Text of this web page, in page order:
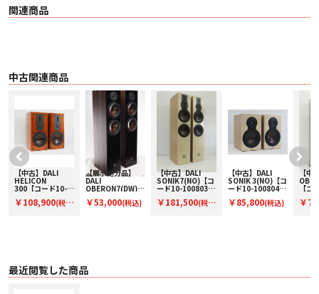
た 低音域は新たな ディテール を明らかにします。
映画のサウンドトラック から ライブコンサート まで、 SONIK9 は「 耳で聴
ュアンス を透明感と 正確さをもって 再現します。
大音量時であっても、 高音はクリーン で開放的、 そして ナチュラル に響き、
音楽や映画のディテール を美しく 描き出します。
■ 主な仕様
〇 再生周波数範囲 34 Hz – 30 kHz （ ±3 dB ）
〇 感度 90 dB（ 2.83 V / 1 m）
〇 公称インピーダンス 4 Ω
〇 推奨アンプ 出力 50 - 300 W
〇 クロスオーバー 方式 2-1/2 + 1/2 ウェイ
〇 クロスオーバー 周波数 400 / 2,100 / 14,000 Hz
〇 トゥイーター
・ 29 mm L ow Loss ソフトドーム ・ トゥイーター
〇 外形寸法（ H x W x D ）
・ 1,100 x 214 x 376 mm（ グリル を含む）
関連商品
中古関連商品
【中古】DALI
HELICON
300【コード10-
シェルフスピーカ
￥108,900(税
【展示処分品】
DALI
OBERON7(DW)
OBERON7DW】
￥53,000(税込)
【中古】DALI
SONIK7(NO)【コ
ード10-100803】
ー(ペア)
￥181,500(税
【中古】DALI
SONIK 3(NO)【コ
ード10-100804】
ピーカー(ペア)
￥85,800(税込)
【中
【コ
型ス
￥
最近閲覧した商品